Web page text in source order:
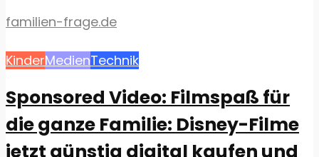
familien-frage.de
KinderMedienTechnik
Sponsored Video: Filmspaß für
die ganze Familie: Disney-Filme
jetzt günstig digital kaufen und